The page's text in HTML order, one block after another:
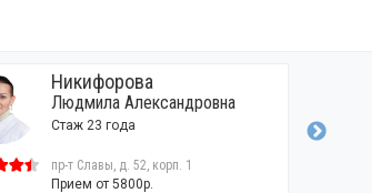
Никифорова
Людмила Александровна
Стаж 23 года
пр-т Славы, д. 52, корп. 1
Прием от 5800р.